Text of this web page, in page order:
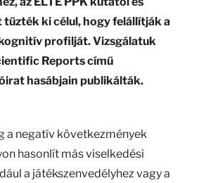
ki célul, hogy felállítják a
profilját. Vizsgálatuk
Reports című
hasábjain publikálták.
a negatív következmények
hasonlít más viselkedési
a játékszenvedélyhez vagy a